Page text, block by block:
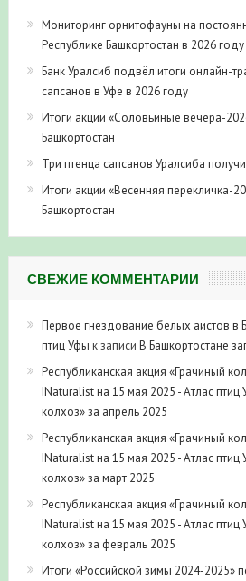
Мониторинг орнитофауны на
Республике Башкортостан в 2026 году
Банк Уралсиб подвёл итоги онлайн-
сапсанов в Уфе в 2026 году
Итоги акции «Соловьиные вечера-
Башкортостан
Три птенца сапсанов Уралсиба
Итоги акции «Весенняя перекличка-
Башкортостан
СВЕЖИЕ КОММЕНТАРИИ
Первое гнездование белых аистов в
птиц Уфы к записи В Башкортостане
Республиканская акция «Грачиный
INaturalist на 15 мая 2025 - Атлас птиц
колхоз» за апрель 2025
Республиканская акция «Грачиный
INaturalist на 15 мая 2025 - Атлас птиц
колхоз» за март 2025
Республиканская акция «Грачиный
INaturalist на 15 мая 2025 - Атлас птиц
колхоз» за февраль 2025
Итоги «Российской зимы 2024-2025»